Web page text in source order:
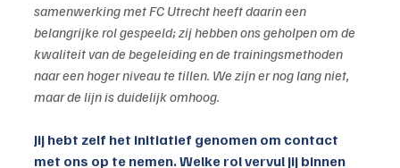
samenwerking met FC Utrecht heeft daarin een
belangrijke rol gespeeld; zij hebben ons geholpen om de
kwaliteit van de begeleiding en de trainingsmethoden
naar een hoger niveau te tillen. We zijn er nog lang niet,
maar de lijn is duidelijk omhoog.
Jij hebt zelf het initiatief genomen om contact
met ons op te nemen. Welke rol vervul jij binnen